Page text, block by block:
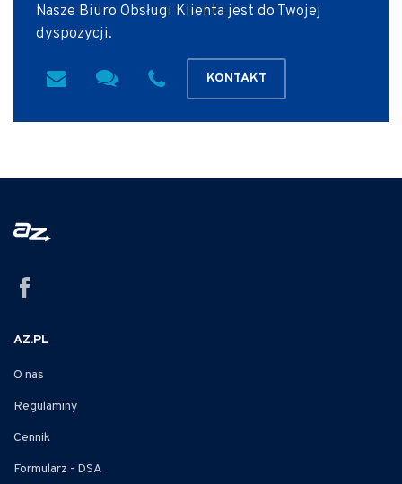
Nasze Biuro Obsługi Klienta jest do Twojej
dyspozycji.
KONTAKT
AZ.PL
O nas
Regulaminy
Cennik
Formularz - DSA